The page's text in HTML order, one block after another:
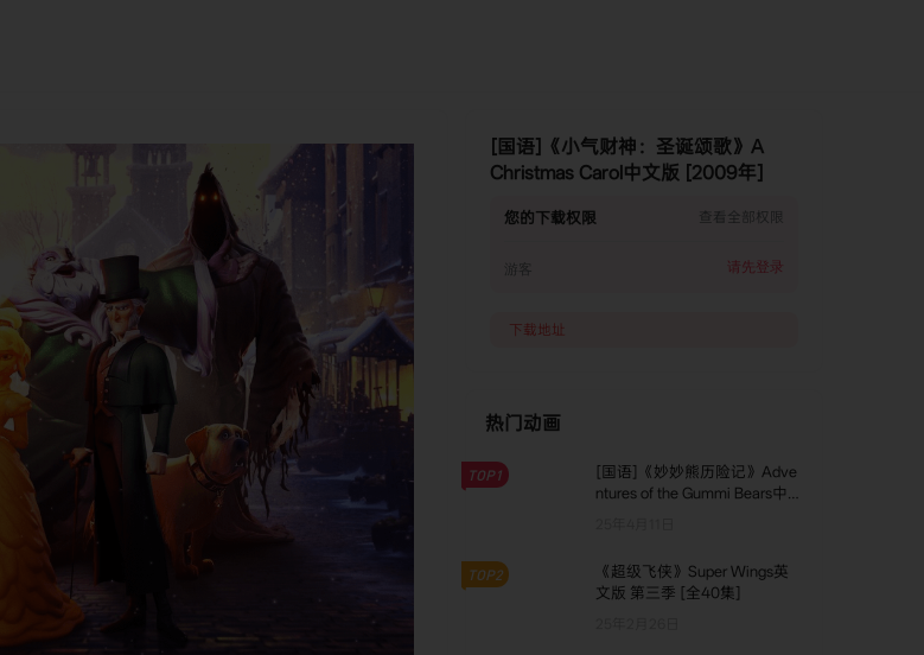
[国语]《小气财神：圣诞颂歌》A
Christmas Carol中文版 [2009年]
您的下载权限 查看全部权限
游客 请先登录
下载地址
热门动画
TOP1
[国语]《妙妙熊历险记》Adve
ntures of the Gummi Bears中文
TOP2
《超级飞侠》Super Wings英
文版 第三季 [全40集]